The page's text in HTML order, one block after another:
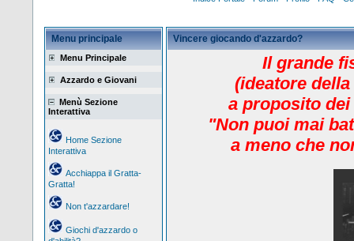
Menu principale
Menu Principale
Azzardo e Giovani
Menù Sezione
Interattiva
Home Sezione
Interattiva
Acchiappa il Gratta-
Gratta!
Non t'azzardare!
Giochi d'azzardo o
Vincere giocando d'azzardo?
Il grande
(ideatore
a proposito
"Non puoi mai
a meno che